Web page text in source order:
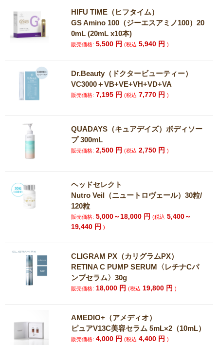
HIFU TIME（ヒフタイム）
GS Amino 100（ジーエスアミノ100）20
0mL (20mL x10本)
販売価格: 5,500 円(税込 5,940 円)
Dr.Beauty（ドクタービューティー）
VC3000＋VB+VE+VH+VD+VA
販売価格: 7,195 円(税込 7,770 円)
QUADAYS（キュアデイズ）ボディソー
プ 300mL
販売価格: 2,500 円(税込 2,750 円)
ヘッドセレクト
Nutro Veil（ニュートロヴェール）30粒/
120粒
販売価格: 5,000～18,000 円(税込 5,400～
19,440 円)
CLIGRAM PX（カリグラムPX）
RETINA C PUMP SERUM〈レチナCパ
ンプセラム〉30g
販売価格: 18,000 円(税込 19,800 円)
AMEDIO+（アメディオ）
ピュアV13C美容セラム 5mL×2（10mL）
販売価格: 4,000 円(税込 4,400 円)